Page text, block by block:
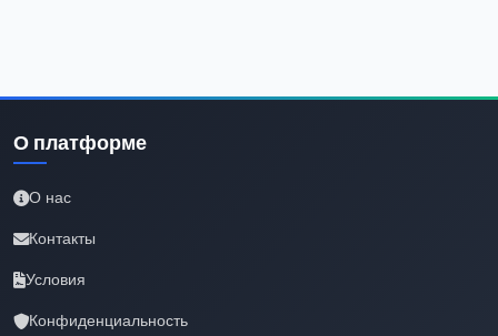
О платформе
О нас
Контакты
Условия
Конфиденциальность